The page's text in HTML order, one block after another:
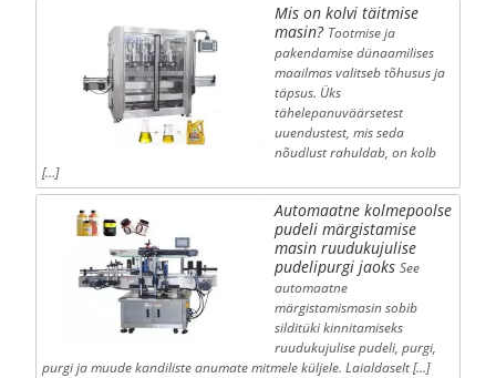
Mis on kolvi täitmise
masin? Tootmise ja
pakendamise dünaamilises
maailmas valitseb tõhusus ja
täpsus. Üks
tähelepanuväärsetest
uuendustest, mis seda
nõudlust rahuldab, on kolb
[…]
Automaatne kolmepoolse
pudeli märgistamise
masin ruudukujulise
pudelipurgi jaoks See
automaatne
märgistamismasin sobib
silditüki kinnitamiseks
ruudukujulise pudeli, purgi,
purgi ja muude kandiliste anumate mitmele küljele. Laialdaselt […]